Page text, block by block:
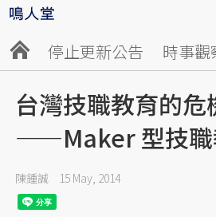
停止更新公告 時事觀
台灣技職教育的危
——Maker 型技職
陳鍾誠 15 May, 2014